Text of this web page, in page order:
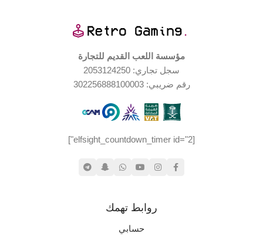
بدون علبة
مستخدم بحالة جيدة جدا
مؤسسة اللعب القديم للتجارة
سجل تجاري: 2053124250
رقم ضريبي: 302256888100003
[elfsight_countdown_timer id="2"]
روابط تهمك
حسابي